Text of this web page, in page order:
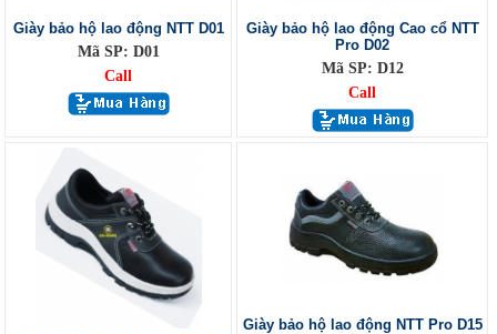
Giày bảo hộ lao động NTT D01
Mã SP: D01
Call
Giày bảo hộ lao động Cao cổ NTT
Pro D02
Mã SP: D12
Call
Giày bảo hộ lao động NTT Pro D15